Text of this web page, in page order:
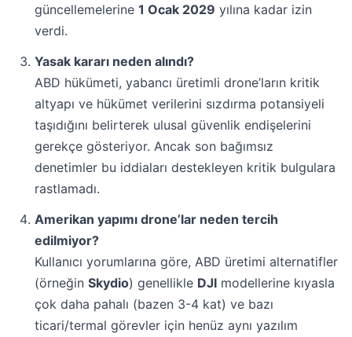
güncellemelerine 1 Ocak 2029 yılına kadar izin
verdi.
Yasak kararı neden alındı?
ABD hükümeti, yabancı üretimli drone’ların kritik
altyapı ve hükümet verilerini sızdırma potansiyeli
taşıdığını belirterek ulusal güvenlik endişelerini
gerekçe gösteriyor. Ancak son bağımsız
denetimler bu iddiaları destekleyen kritik bulgulara
rastlamadı.
Amerikan yapımı drone’lar neden tercih
edilmiyor?
Kullanıcı yorumlarına göre, ABD üretimi alternatifler
(örneğin Skydio) genellikle DJI modellerine kıyasla
çok daha pahalı (bazen 3-4 kat) ve bazı
ticari/termal görevler için henüz aynı yazılım